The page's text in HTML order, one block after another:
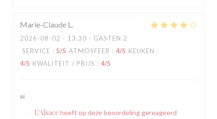
Marie-Claude L
2026-08-02 - 13:30 - GASTEN 2
SERVICE : 5/5 ATMOSFEER : 4/5 KEUKEN :
4/5 KWALITEIT / PRIJS : 4/5
oui
L'Alsace heeft op deze beoordeling gereageerd